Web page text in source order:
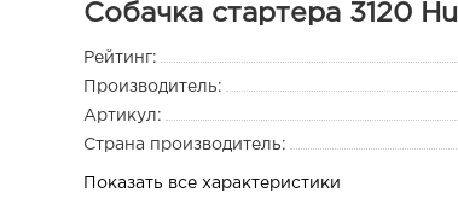
Собачка стартера 3120
Рейтинг:
Производитель:
Артикул:
Страна производитель:
Показать все характеристики